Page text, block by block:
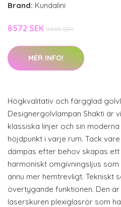
Brand: Kundalini
8572 SEK 9085 SEK
MER INFO!
Högkvalitativ och färgglad
Designergolvlampan Shakti är
klassiska linjer och sin
höjdpunkt i varje rum. Tack
dämpas efter behov skapas
harmoniskt omgivningsljus
ännu mer hemtrevligt. Tekniskt
övertygande funktionen. Den
laserskuren plexiglasrör som